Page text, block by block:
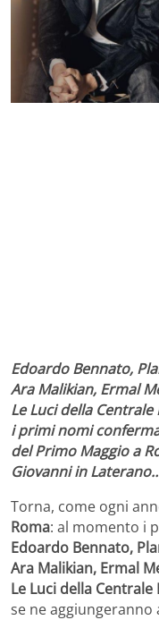
Edoardo Bennato,
Ara Malikian, Ermal
Le Luci della
i primi nomi
del Primo Maggio a
Giovanni in
Torna, come ogni
Roma: al momento i
Edoardo Bennato,
Ara Malikian, Ermal
Le Luci della
se ne